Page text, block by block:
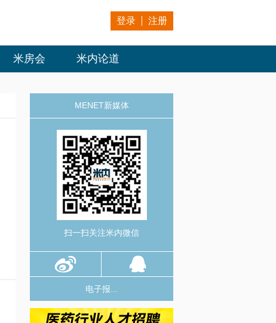
登录 注册
米房会 米内论道
MENET新媒体
扫一扫关注米内微信
电子报...